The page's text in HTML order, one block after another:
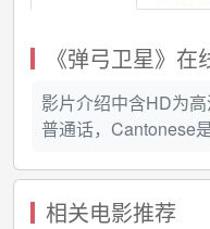
《弹弓卫星》在
影片介绍中含HD为
普通话，Cantonese
相关电影推荐